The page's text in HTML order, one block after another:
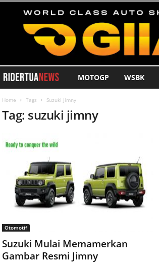
i
d
r
T
MOTOGP WSBK
Home Tags Suzuki jimny
Tag: suzuki jimny
Otomotif
Suzuki Mulai Memamerkan
Gambar Resmi Jimny